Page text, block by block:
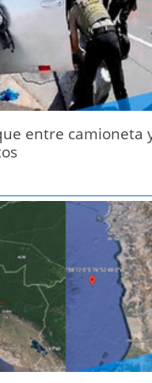
entre camioneta